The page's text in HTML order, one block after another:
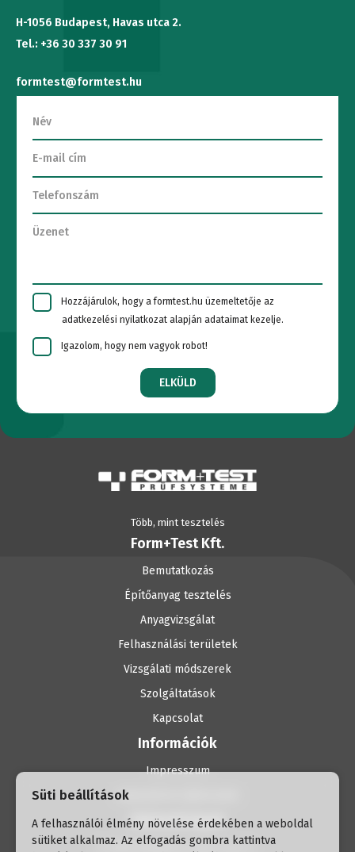
H-1056 Budapest, Havas utca 2.
Tel.: +36 30 337 30 91
formtest@formtest.hu
Hozzájárulok, hogy a formtest.hu üzemeltetője az
adatkezelési nyilatkozat alapján adataimat kezelje.
Igazolom, hogy nem vagyok robot!
ELKÜLD
Több, mint tesztelés
Form+Test Kft.
Bemutatkozás
Építőanyag tesztelés
Anyagvizsgálat
Felhasználási területek
Vizsgálati módszerek
Szolgáltatások
Kapcsolat
Információk
Impresszum
Adatvédelmi tájékoztató
Elérhetőségek
H-1056 Budapest, Havas utca 2.
Süti beállítások
A felhasználói élmény növelése érdekében a weboldal
sütiket alkalmaz. Az elfogadás gombra kattintva